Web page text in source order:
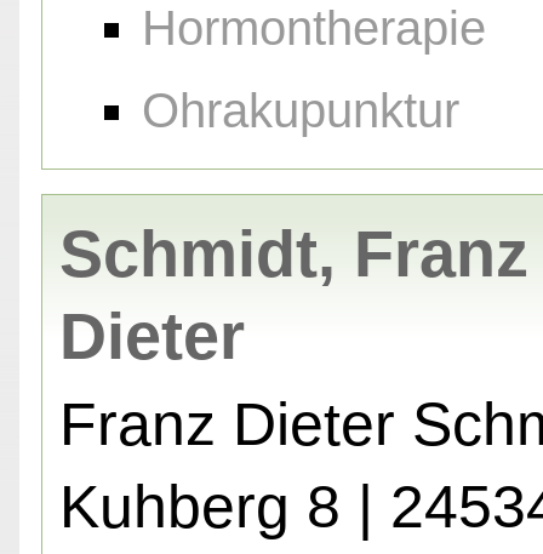
Hormontherapie
Ohrakupunktur
Schmidt, Franz
Dieter
Franz Dieter
Kuhberg 8 |